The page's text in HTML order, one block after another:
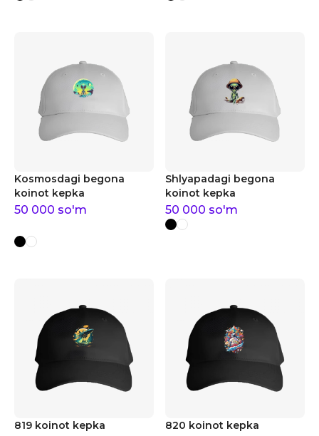
Kosmosdagi begona
koinot kepka
50 000 so'm
Shlyapadagi begona
koinot kepka
50 000 so'm
819 koinot kepka 820 koinot kepka